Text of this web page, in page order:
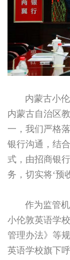
内蒙古小伦
内蒙古自治区
一，我们严格
银行沟通，结
式，由招商银
务，切实将‘预
作为监管机
小伦敦英语学
管理办法》等
英语学校旗下